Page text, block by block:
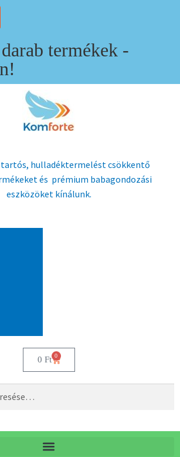
termékek -
hulladéktermelést csökkentő
és prémium babagondozási
eszközöket kínálunk.
0 Ft 0